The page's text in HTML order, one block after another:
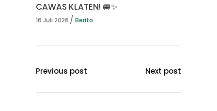
CAWAS KLATEN! 🚐✨
16 Juli 2026 Berita
Previous post Next post